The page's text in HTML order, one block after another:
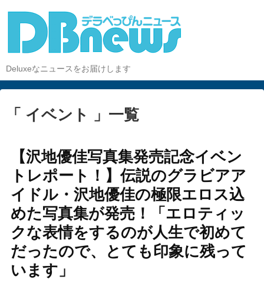
Deluxeなニュースをお届けします
「 イベント 」一覧
【沢地優佳写真集発売記念イベン
トレポート！】伝説のグラビアア
イドル・沢地優佳の極限エロス込
めた写真集が発売！「エロティッ
クな表情をするのが人生で初めて
だったので、とても印象に残って
います」